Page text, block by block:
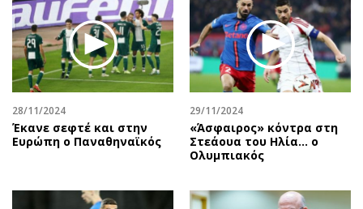
28/11/2024
Έκανε σεφτέ και στην
Ευρώπη ο Παναθηναϊκός
29/11/2024
«Άσφαιρος» κόντρα στη
Στεάουα του Ηλία... ο
Ολυμπιακός